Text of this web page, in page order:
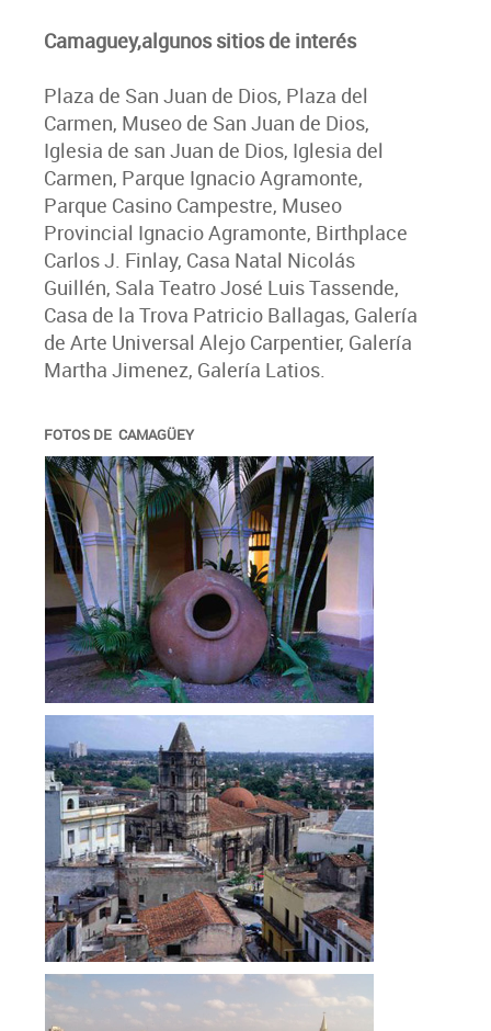
Camaguey,algunos sitios de interés
Plaza de San Juan de Dios, Plaza del
Carmen, Museo de San Juan de Dios,
Iglesia de san Juan de Dios, Iglesia del
Carmen, Parque Ignacio Agramonte,
Parque Casino Campestre, Museo
Provincial Ignacio Agramonte, Birthplace
Carlos J. Finlay, Casa Natal Nicolás
Guillén, Sala Teatro José Luis Tassende,
Casa de la Trova Patricio Ballagas, Galería
de Arte Universal Alejo Carpentier, Galería
Martha Jimenez, Galería Latios.
FOTOS DE CAMAGÜEY